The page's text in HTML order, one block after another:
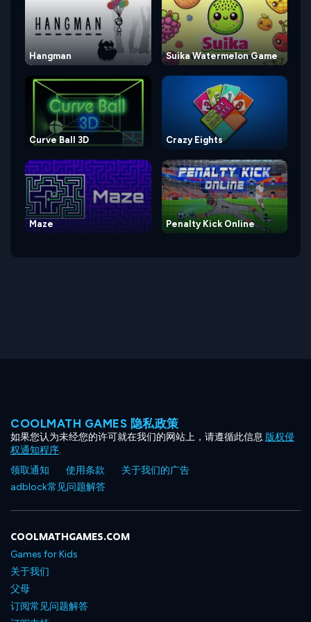
Hangman Suika Watermelon Game
Curve Ball 3D Crazy Eights
Maze Penalty Kick Online
COOLMATH GAMES 隐私政策
如果您认为未经您的许可就在我们的网站上，请遵循此信息版权侵
权通知程序.
领取通知
使用条款
关于我们的广告
adblock常见问题解答
COOLMATHGAMES.COM
Games for Kids
关于我们
父母
订阅常见问题解答